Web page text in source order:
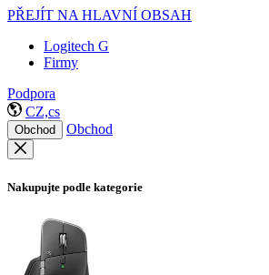
PŘEJÍT NA HLAVNÍ OBSAH
Logitech G
Firmy
Podpora
CZ,cs
Obchod Obchod
Nakupujte podle kategorie